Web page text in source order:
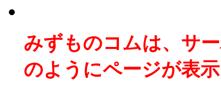
みずものコムは、サ
のようにページが表